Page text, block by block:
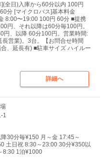
全日)入庫から60分以内 100円
分 [マイクロバス]基本料金
8:00〜19:00 100円 60分 ■提携
円、それ以降は60分毎100円。
円、以降 60分100円。営業時間:
営業)。3台。【お問合せ時間
、延長有) ■駐車サイズ ハイルー
詳細へ
1
30分毎¥150 月～金 17:45～
土日祝 8:30～23:00 30分¥350以
8:30 1泊¥1000